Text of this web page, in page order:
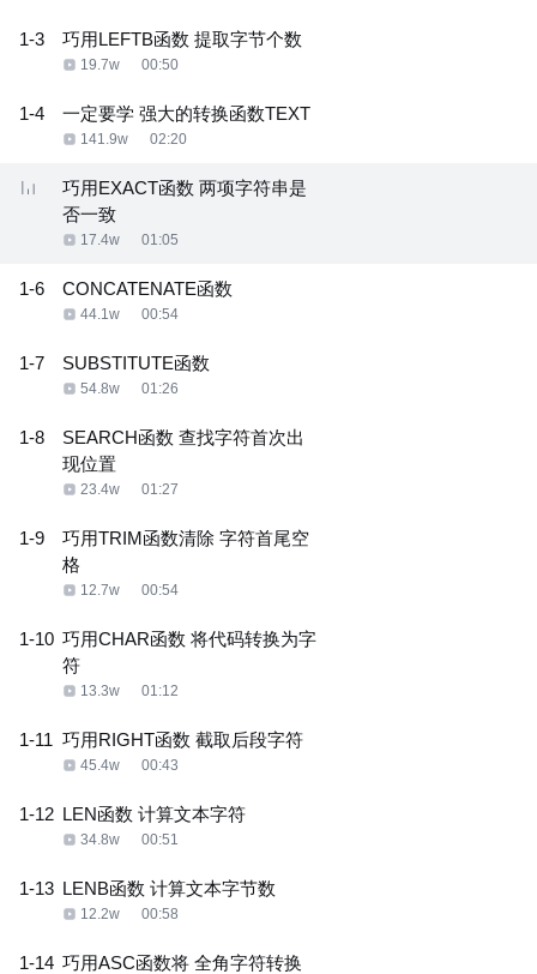
1-3 巧用LEFTB函数 提取字节个数
19.7w 00:50
1-4 一定要学 强大的转换函数TEXT
141.9w 02:20
巧用EXACT函数 两项字符串是
否一致
17.4w 01:05
1-6 CONCATENATE函数
44.1w 00:54
1-7 SUBSTITUTE函数
54.8w 01:26
1-8
SEARCH函数 查找字符首次出
现位置
23.4w 01:27
1-9
巧用TRIM函数清除 字符首尾空
格
12.7w 00:54
1-10 巧用CHAR函数 将代码转换为字
符
13.3w 01:12
1-11 巧用RIGHT函数 截取后段字符
45.4w 00:43
1-12 LEN函数 计算文本字符
34.8w 00:51
1-13 LENB函数 计算文本字节数
12.2w 00:58
1-14 巧用ASC函数将 全角字符转换